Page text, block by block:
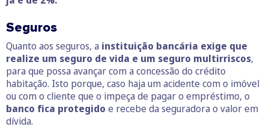
Seguros
Quanto aos seguros, a instituição bancária exige que
realize um seguro de vida e um seguro multirriscos,
para que possa avançar com a concessão do crédito
habitação. Isto porque, caso haja um acidente com o imóvel
ou com o cliente que o impeça de pagar o empréstimo, o
banco fica protegido e recebe da seguradora o valor em
dívida.